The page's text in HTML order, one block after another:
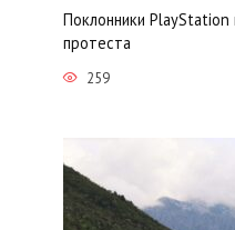
Поклонники
протеста
259